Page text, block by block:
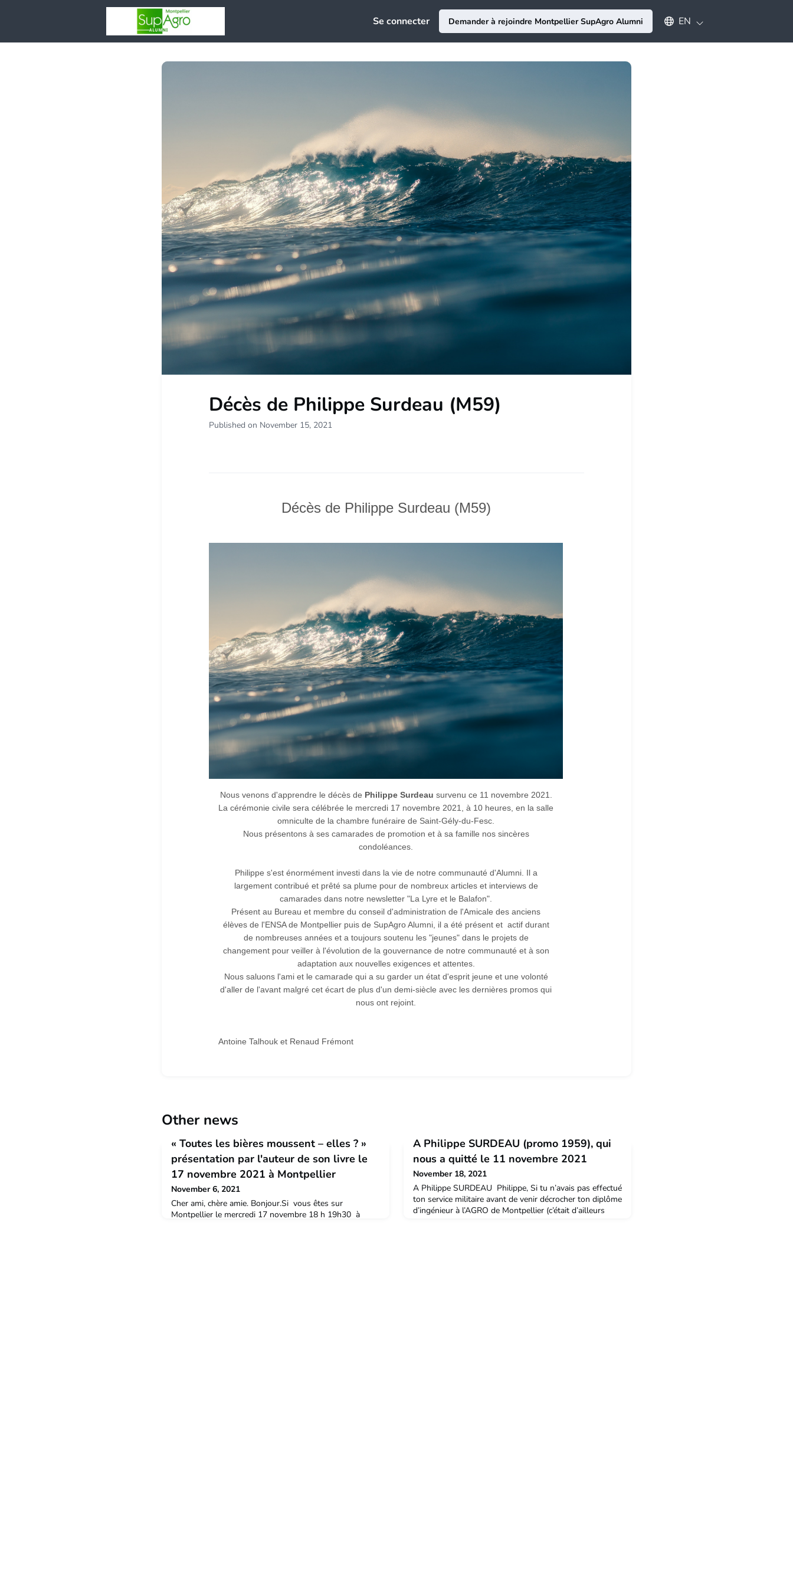
association
Espace Emploi
Entrepreneuriat
Adhésion
Se connecter Demander à rejoindre Montpellier SupAgro Alumni Select an available language
EN
Décès de Philippe Surdeau (M59)
Published on November 15, 2021
Décès de Philippe Surdeau (M59)
Nous venons d'apprendre le décès de Philippe Surdeau survenu ce 11 novembre 2021.
La cérémonie civile sera célébrée le mercredi 17 novembre 2021, à 10 heures, en la salle
omniculte de la chambre funéraire de Saint-Gély-du-Fesc.
Nous présentons à ses camarades de promotion et à sa famille nos sincères
condoléances.
Philippe s'est énormément investi dans la vie de notre communauté d'Alumni. Il a
largement contribué et prêté sa plume pour de nombreux articles et interviews de
camarades dans notre newsletter "La Lyre et le Balafon".
Présent au Bureau et membre du conseil d'administration de l'Amicale des anciens
élèves de l'ENSA de Montpellier puis de SupAgro Alumni, il a été présent et actif durant
de nombreuses années et a toujours soutenu les "jeunes" dans le projets de
changement pour veiller à l'évolution de la gouvernance de notre communauté et à son
adaptation aux nouvelles exigences et attentes.
Nous saluons l'ami et le camarade qui a su garder un état d'esprit jeune et une volonté
d'aller de l'avant malgré cet écart de plus d'un demi-siècle avec les dernières promos qui
nous ont rejoint.
Antoine Talhouk et Renaud Frémont
Other news
« Toutes les bières moussent – elles ? »
présentation par l'auteur de son livre le
17 novembre 2021 à Montpellier
November 6, 2021
Cher ami, chère amie. Bonjour.Si vous êtes sur
Montpellier le mercredi 17 novembre 18 h 19h30 à
A Philippe SURDEAU (promo 1959), qui
nous a quitté le 11 novembre 2021
November 18, 2021
A Philippe SURDEAU Philippe, Si tu n’avais pas effectué
ton service militaire avant de venir décrocher ton diplôme
d’ingénieur à l’AGRO de Montpellier (c’était d’ailleurs